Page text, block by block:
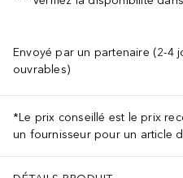
Envoyé par un partenaire (2-4
ouvrables)
*Le prix conseillé est le prix
un fournisseur pour un article